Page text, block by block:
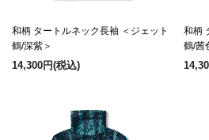
和柄 タートルネック長袖 ＜ジェット
鶴/深紫＞
14,300円(税込)
和柄
鶴/茜